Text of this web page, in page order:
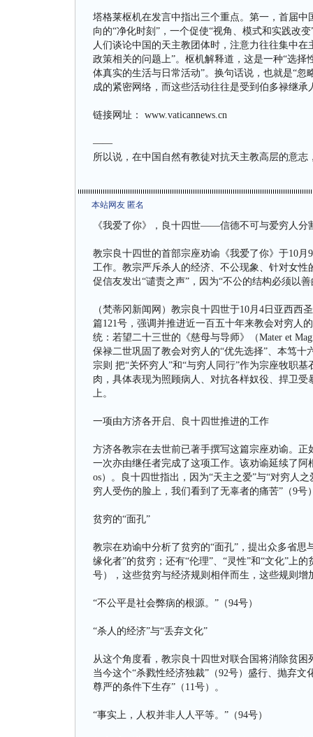
塔格莱枢机在发言中指出三个重点。第一，首届
向的“净化时刻”，一个促使“视角、模式和实践改
人们谈论中国的天主教团体时，注意力往往集中
政策相关的问题上”。枢机解释道，这是一种“选择
体真实的生活与日常活动”。换句话说，也就是“
成的紧密网络，而这些活动往往是受到伯多禄继承
链接网址： www.vaticannews.cn
——
所以说，在中国自然有教徒对抗天主教高层的意志
本站网友 匿名
《我爱了你》，良十四世——信德不可与爱穷人分
教宗良十四世的首部宗座劝谕《我爱了你》于10
工作。教宗严斥杀人的经济、不公现象、针对女
促信友发出“谴责之声”，因为“不公的结构必须以
（梵蒂冈新闻网）教宗良十四世于10月4日亚西
篇121号，强调并推进近一百五十年来教会对穷人
统：若望二十三世的《慈母与导师》（Mater et
保禄二世巩固了教会对穷人的“优先选择”、本笃十
宗则 把“关怀穷人”和“与穷人同行”作为宗座牧职
肉，具体表现为照顾病人、对抗各样奴役、捍卫
上。
一项由方济各开启、良十四世推进的工作
方济各教宗在去世前已著手撰写这篇宗座劝谕。正
一次亦由继任者完成了这项工作。该劝谕延续了
os）。良十四世指出，因为“天主之爱”与“对穷人
穷人受伤的脸上，我们看到了无辜者的痛苦”（9号
贫穷的“面孔”
教宗在劝谕中分析了贫穷的“面孔”，提出众多省
缘化者”的贫穷；还有“伦理”、“灵性”和“文化”上
号），这些贫穷与经济规则相伴而生，这些规则增
“不公平是社会弊病的根源。”（94号）
“杀人的经济”与“丢弃文化”
从这个角度看，教宗良十四世对联合国将消除贫
当今这个“杀戮性经济独裁”（92号）盛行、抛弃
尊严的条件下生存”（11号）。
“事实上，人权并非人人平等。”（94号）